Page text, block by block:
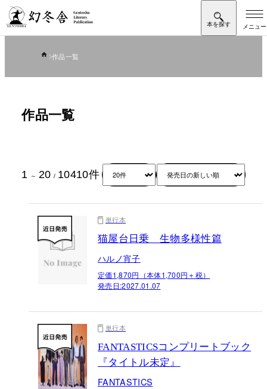
作品一覧
作品一覧
1 ～ 20 / 10410件
単行本
猫屋台日乗 生物多様性篇
ハルノ宵子
定価1,870円（本体1,700円＋税）
発売日:2027.01.07
単行本
FANTASTICSコンプリートブック
『タイトル未定』
FANTASTICS